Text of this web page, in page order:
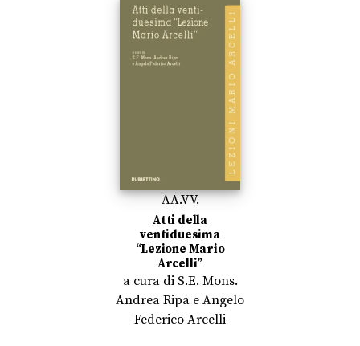
AA.VV.
Atti della
ventiduesima
“Lezione Mario
Arcelli”
a cura di S.E. Mons.
Andrea Ripa e Angelo
Federico Arcelli